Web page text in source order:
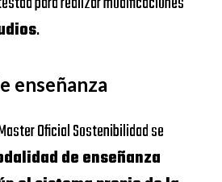
.
enseñanza
Oficial Sostenibilidad se
de enseñanza